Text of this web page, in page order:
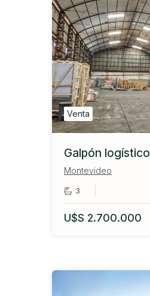
Venta
Galpón logístico
Montevideo
3
U$S 2.700.000